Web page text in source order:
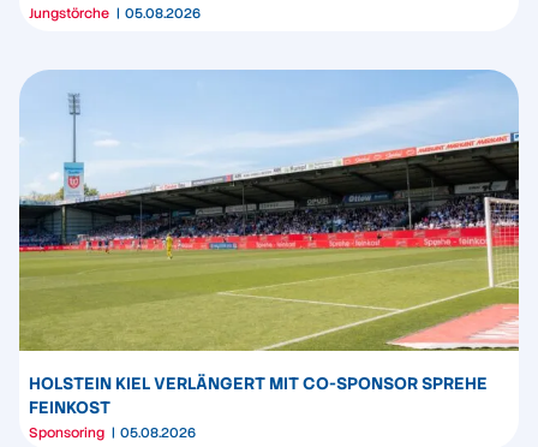
Jungstörche 05.08.2026
HOLSTEIN KIEL VERLÄNGERT MIT CO-SPONSOR SPREHE
FEINKOST
Sponsoring 05.08.2026